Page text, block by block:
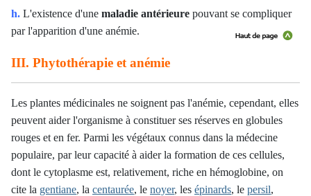
h. L'existence d'une maladie antérieure pouvant se compliquer
par l'apparition d'une anémie.
III. Phytothérapie et anémie
Les plantes médicinales ne soignent pas l'anémie, cependant, elles
peuvent aider l'organisme à constituer ses réserves en globules
rouges et en fer. Parmi les végétaux connus dans la médecine
populaire, par leur capacité à aider la formation de ces cellules,
dont le cytoplasme est, relativement, riche en hémoglobine, on
cite la gentiane, la centaurée, le noyer, les épinards, le persil,